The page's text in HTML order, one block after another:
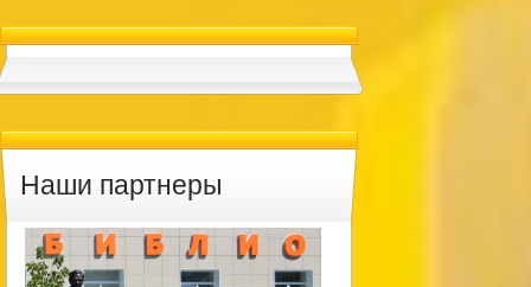
Наши партнеры